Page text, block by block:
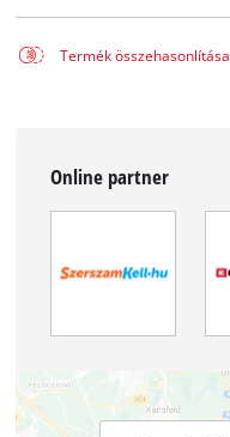
Termék összehasonlítása
Online partner